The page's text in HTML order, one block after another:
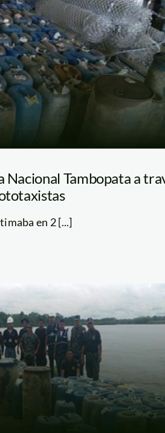
Nacional Tambopata a
en 2 [...]